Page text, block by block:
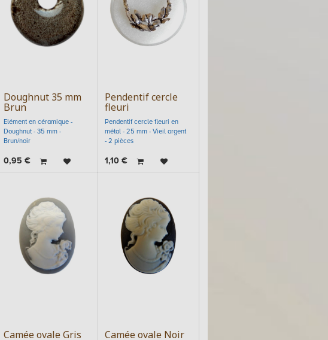
Doughnut 35 mm
Brun
Elément en céramique -
Doughnut - 35 mm -
Brun/noir
0,95 €
Pendentif cercle
fleuri
Pendentif cercle fleuri en
métal - 25 mm - Vieil argent
- 2 pièces
1,10€
Camée ovale Gris Camée ovale Noir